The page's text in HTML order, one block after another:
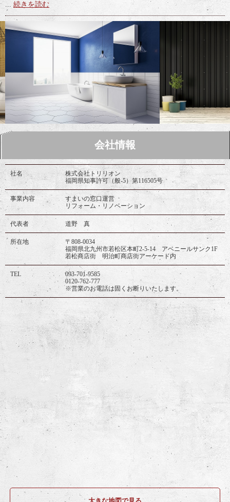
... 続きを読む
会社情報
社名
株式会社トリリオン
福岡県知事許可（般-5）第116505号
事業内容
すまいの窓口運営
リフォーム・リノベーション
代表者 道野 真
所在地
〒808-0034
福岡県北九州市若松区本町2-5-14 アベニールサンク1F
若松商店街 明治町商店街アーケード内
TEL
093-701-9585
0120-762-777
※営業のお電話は固くお断りいたします。